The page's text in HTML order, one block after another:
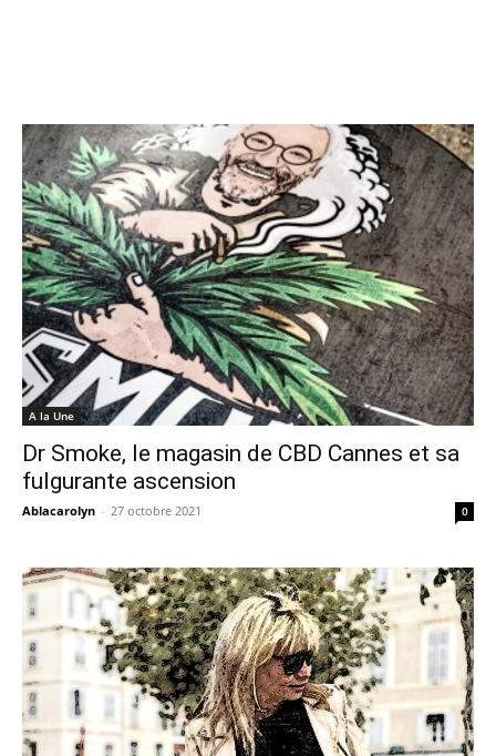
A la Une
Dr Smoke, le magasin de CBD Cannes et sa
fulgurante ascension
Ablacarolyn - 27 octobre 2021 0